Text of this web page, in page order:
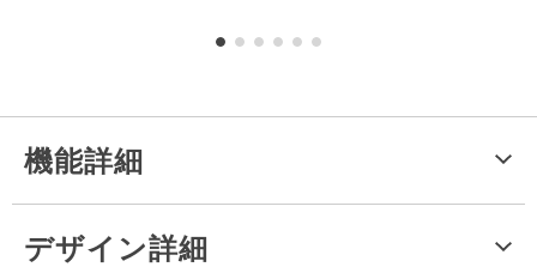
機能詳細
デザイン詳細